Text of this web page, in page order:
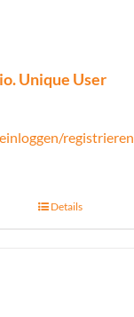
Unique User
registrieren
Details